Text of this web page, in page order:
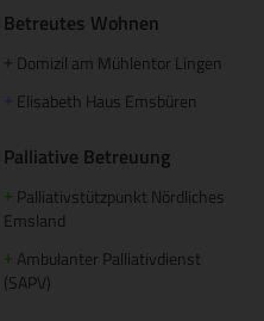
Betreutes Wohnen
Domizil am Mühlentor Lingen
Elisabeth Haus Emsbüren
Palliative Betreuung
+ Palliativstützpunkt Nördliches
Emsland
+ Ambulanter Palliativdienst
(SAPV)